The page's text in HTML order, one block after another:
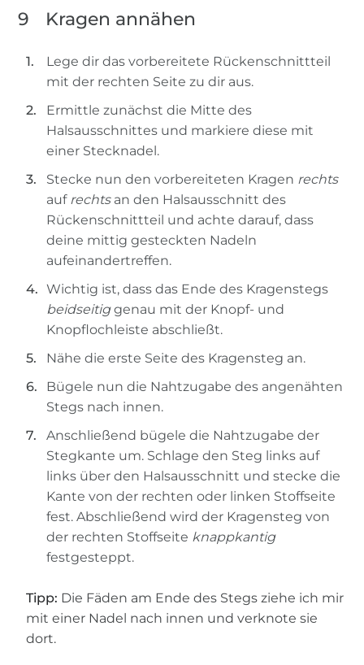
9 Kragen annähen
Lege dir das vorbereitete Rückenschnittteil
mit der rechten Seite zu dir aus.
Ermittle zunächst die Mitte des
Halsausschnittes und markiere diese mit
einer Stecknadel.
Stecke nun den vorbereiteten Kragen rechts
auf rechtsan den Halsausschnitt des
Rückenschnittteil und achte darauf, dass
deine mittig gesteckten Nadeln
aufeinandertreffen.
Wichtig ist, dass das Ende des Kragenstegs
beidseitiggenau mit der Knopf- und
Knopflochleiste abschließt.
Nähe die erste Seite des Kragensteg an.
Bügele nun die Nahtzugabe des angenähten
Stegs nach innen.
Anschließend bügele die Nahtzugabe der
Stegkante um. Schlage den Steg links auf
links über den Halsausschnitt und stecke die
Kante von der rechten oder linken Stoffseite
fest. Abschließend wird der Kragensteg von
der rechten Stoffseite knappkantig
festgesteppt.
Tipp: Die Fäden am Ende des Stegs ziehe ich mir
mit einer Nadel nach innen und verknote sie
dort.